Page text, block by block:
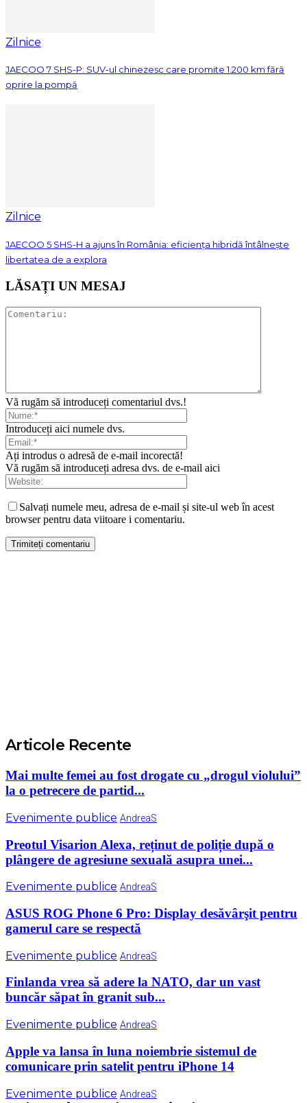
Zilnice
JAECOO 7 SHS-P: SUV-ul chinezesc care promite 1.200 km fără
oprire la pompă
Zilnice
JAECOO 5 SHS-H a ajuns în România: eficiența hibridă întâlnește
libertatea de a explora
LĂSAȚI UN MESAJ
Vă rugăm să introduceți comentariul dvs.!
Introduceți aici numele dvs.
Ați introdus o adresă de e-mail incorectă!
Vă rugăm să introduceți adresa dvs. de e-mail aici
Salvați numele meu, adresa de e-mail și site-ul web în acest
browser pentru data viitoare i comentariu.
Articole Recente
Mai multe femei au fost drogate cu „drogul violului”
la o petrecere de partid...
Evenimente publice AndreaS
Preotul Visarion Alexa, reținut de poliție după o
plângere de agresiune sexuală asupra unei...
Evenimente publice AndreaS
ASUS ROG Phone 6 Pro: Display desăvârşit pentru
gamerul care se respectă
Evenimente publice AndreaS
Finlanda vrea să adere la NATO, dar un vast
buncăr săpat în granit sub...
Evenimente publice AndreaS
Apple va lansa în luna noiembrie sistemul de
comunicare prin satelit pentru iPhone 14
Evenimente publice AndreaS